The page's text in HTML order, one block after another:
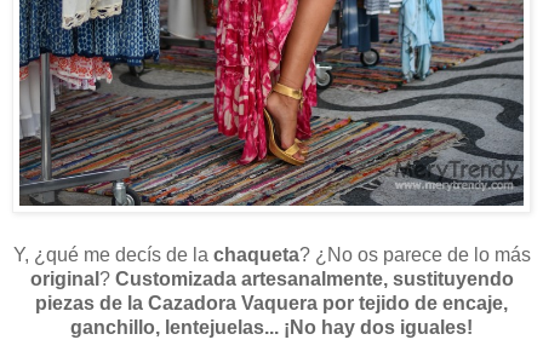
Y, ¿qué me decís de la chaqueta? ¿No os parece de lo más
original ? Customizada artesanalmente, sustituyendo
piezas de la Cazadora Vaquera por tejido de encaje,
ganchillo, lentejuelas... ¡No hay dos iguales!